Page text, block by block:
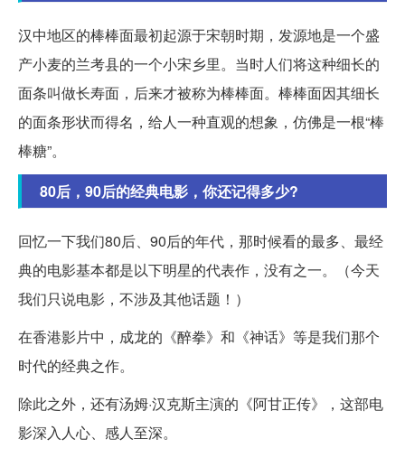
汉中地区的棒棒面最初起源于宋朝时期，发源地是一个盛
产小麦的兰考县的一个小宋乡里。当时人们将这种细长的
面条叫做长寿面，后来才被称为棒棒面。棒棒面因其细长
的面条形状而得名，给人一种直观的想象，仿佛是一根“棒
棒糖”。
80后，90后的经典电影，你还记得多少?
回忆一下我们80后、90后的年代，那时候看的最多、最经
典的电影基本都是以下明星的代表作，没有之一。（今天
我们只说电影，不涉及其他话题！）
在香港影片中，成龙的《醉拳》和《神话》等是我们那个
时代的经典之作。
除此之外，还有汤姆·汉克斯主演的《阿甘正传》，这部电
影深入人心、感人至深。